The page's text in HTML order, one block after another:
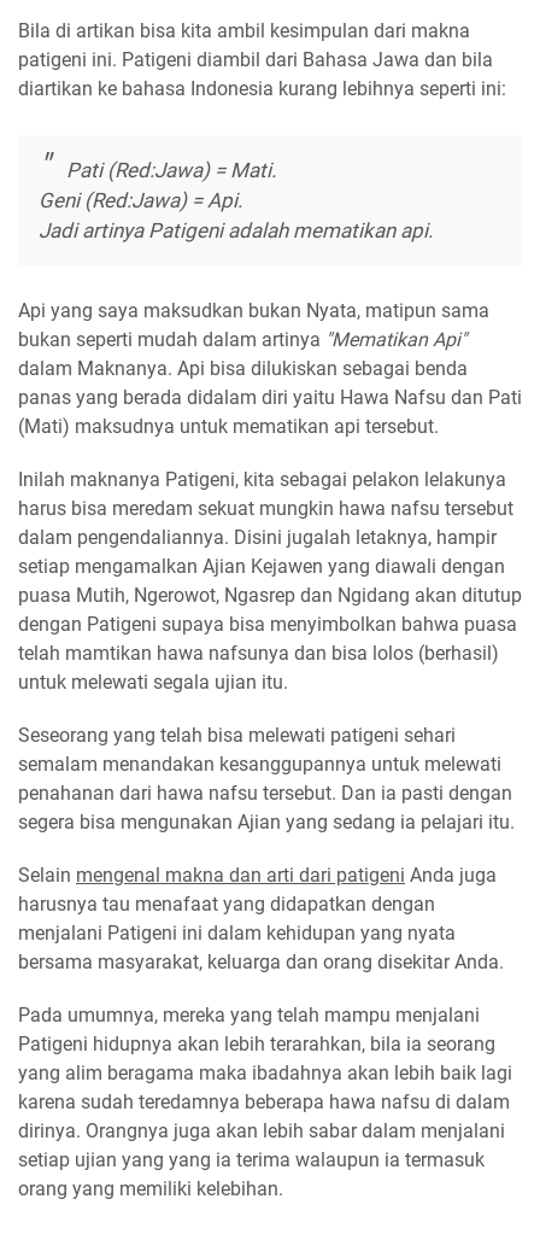
Bila di artikan bisa kita ambil kesimpulan dari makna
patigeni ini. Patigeni diambil dari Bahasa Jawa dan bila
diartikan ke bahasa Indonesia kurang lebihnya seperti ini:
Pati (Red:Jawa) = Mati.
Geni (Red:Jawa) = Api.
Jadi artinya Patigeni adalah mematikan api.
Api yang saya maksudkan bukan Nyata, matipun sama
bukan seperti mudah dalam artinya "Mematikan Api"
dalam Maknanya. Api bisa dilukiskan sebagai benda
panas yang berada didalam diri yaitu Hawa Nafsu dan Pati
(Mati) maksudnya untuk mematikan api tersebut.
Inilah maknanya Patigeni, kita sebagai pelakon lelakunya
harus bisa meredam sekuat mungkin hawa nafsu tersebut
dalam pengendaliannya. Disini jugalah letaknya, hampir
setiap mengamalkan Ajian Kejawen yang diawali dengan
puasa Mutih, Ngerowot, Ngasrep dan Ngidang akan ditutup
dengan Patigeni supaya bisa menyimbolkan bahwa puasa
telah mamtikan hawa nafsunya dan bisa lolos (berhasil)
untuk melewati segala ujian itu.
Seseorang yang telah bisa melewati patigeni sehari
semalam menandakan kesanggupannya untuk melewati
penahanan dari hawa nafsu tersebut. Dan ia pasti dengan
segera bisa mengunakan Ajian yang sedang ia pelajari itu.
Selain mengenal makna dan arti dari patigeni Anda juga
harusnya tau menafaat yang didapatkan dengan
menjalani Patigeni ini dalam kehidupan yang nyata
bersama masyarakat, keluarga dan orang disekitar Anda.
Pada umumnya, mereka yang telah mampu menjalani
Patigeni hidupnya akan lebih terarahkan, bila ia seorang
yang alim beragama maka ibadahnya akan lebih baik lagi
karena sudah teredamnya beberapa hawa nafsu di dalam
dirinya. Orangnya juga akan lebih sabar dalam menjalani
setiap ujian yang yang ia terima walaupun ia termasuk
orang yang memiliki kelebihan.